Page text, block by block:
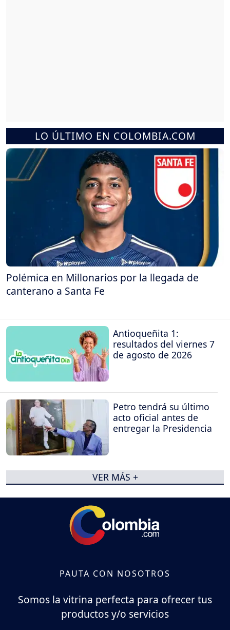
LO ÚLTIMO EN COLOMBIA.COM
Polémica en Millonarios por la llegada de
canterano a Santa Fe
Antioqueñita 1:
resultados del viernes 7
de agosto de 2026
Petro tendrá su último
acto oficial antes de
entregar la Presidencia
VER MÁS +
PAUTA CON NOSOTROS
Somos la vitrina perfecta para ofrecer tus
productos y/o servicios